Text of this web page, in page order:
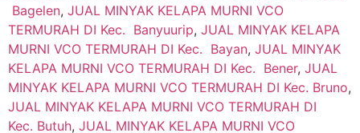
Bagelen, JUAL MINYAK KELAPA MURNI VCO
TERMURAH DI Kec. Banyuurip, JUAL MINYAK KELAPA
MURNI VCO TERMURAH DI Kec. Bayan, JUAL MINYAK
KELAPA MURNI VCO TERMURAH DI Kec. Bener, JUAL
MINYAK KELAPA MURNI VCO TERMURAH DI Kec. Bruno,
JUAL MINYAK KELAPA MURNI VCO TERMURAH DI
Kec. Butuh, JUAL MINYAK KELAPA MURNI VCO